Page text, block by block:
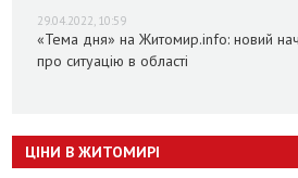
29.04.2022, 10:59
«Тема дня» на Житомир.info: новий
про ситуацію в області
ЦІНИ В ЖИТОМИРІ